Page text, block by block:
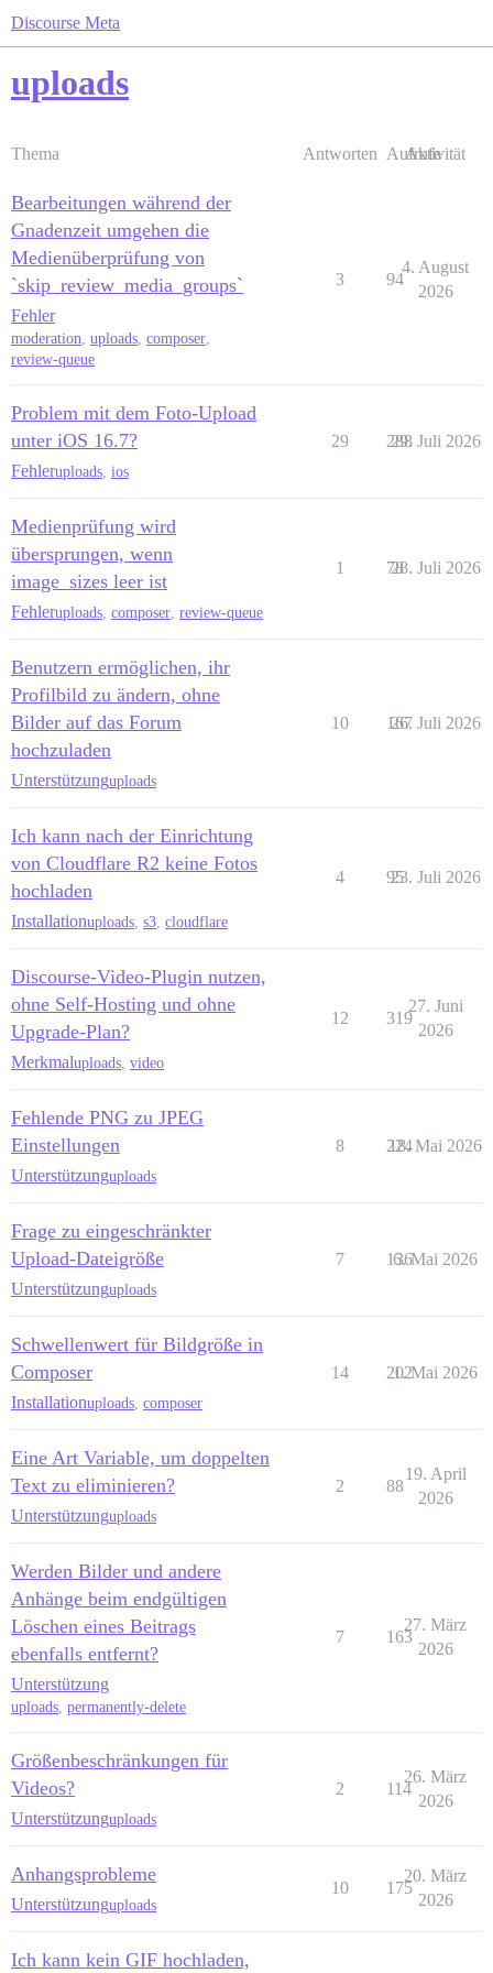
Discourse Meta
uploads
Thema Antworten Aufrufe
Aktivität
Bearbeitungen während der
Gnadenzeit umgehen die
Medienüberprüfung von
`skip_review_media_groups`
Fehler
moderation, uploads, composer,
review-queue
3 94
4. August
2026
Problem mit dem Foto-Upload
unter iOS 16.7?
Fehleruploads ios
29 288
29. Juli 2026
Medienprüfung wird
übersprungen, wenn
image_sizes leer ist
Fehleruploads composer review-queue
1 78
28. Juli 2026
Benutzern ermöglichen, ihr
Profilbild zu ändern, ohne
Bilder auf das Forum
hochzuladen
Unterstützunguploads
10 167
26. Juli 2026
Ich kann nach der Einrichtung
von Cloudflare R2 keine Fotos
hochladen
Installationuploads s3 cloudflare
4 95
23. Juli 2026
Discourse-Video-Plugin nutzen,
ohne Self-Hosting und ohne
Upgrade-Plan?
Merkmaluploads video
12 319
27. Juni
2026
Fehlende PNG zu JPEG
Einstellungen
Unterstützunguploads
8 224
18. Mai 2026
Frage zu eingeschränkter
Upload-Dateigröße
Unterstützunguploads
7 136
6. Mai 2026
Schwellenwert für Bildgröße in
Composer
Installationuploads composer
14 202
1. Mai 2026
Eine Art Variable, um doppelten
Text zu eliminieren?
Unterstützunguploads
2 88
19. April
2026
Werden Bilder und andere
Anhänge beim endgültigen
Löschen eines Beitrags
ebenfalls entfernt?
Unterstützung
uploads, permanently-delete
7 163
27. März
2026
Größenbeschränkungen für
Videos?
Unterstützunguploads
2 114
26. März
2026
Anhangsprobleme
Unterstützunguploads
10 175
20. März
2026
Ich kann kein GIF hochladen,